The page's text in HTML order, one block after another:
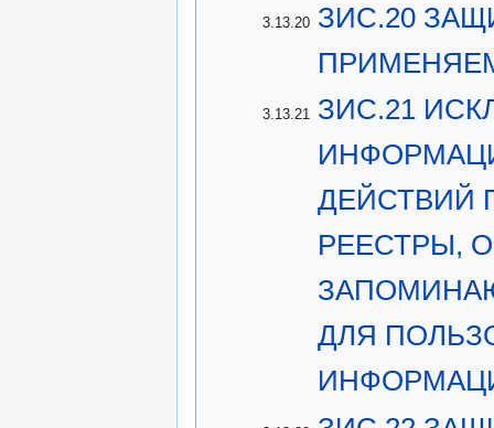
3.13.20 ЗИС.20
3.13.21 ЗИС.21
ДЕЙСТВИЙ
РЕЕСТРЫ,
ДЛЯ